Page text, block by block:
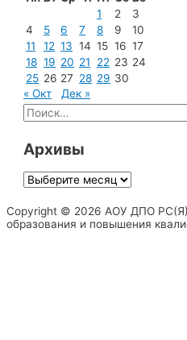
1
2
3
4
5 6 7 8 9
10
11
12 13 14 15 16 17
18 19 20 21 22 23 24
25 26 27 28 29 30
« Окт
Дек »
Найти:
Архивы
Архивы
Copyright © 2026 АОУ ДПО РС(Я)
образования и повышения